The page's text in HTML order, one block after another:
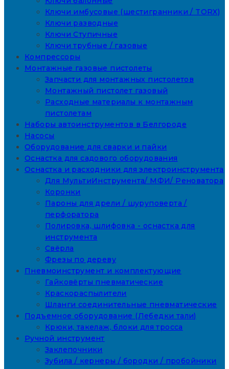
Ключи имбусовые (шестигранники / TORX)
Ключи разводные
Ключи Ступичные
Ключи трубные / газовые
Компрессоры
Монтажные газовые пистолеты
Запчасти для монтажных пистолетов
Монтажный пистолет газовый
Расходные материалы к монтажным
пистолетам
Наборы автоинструментов в Белгороде
Насосы
Оборудование для сварки и пайки
Оснастка для садового оборудования
Оснастка и расходники для электроинструмента
Для МультиИнструмента/ МФИ/ Реноватора
Коронки
Пароны для дрели / шуруповерта /
перфоратора
Полировка, шлифовка - оснастка для
инструмента
Свёрла
Фрезы по дереву
Пневмоинструмент и комплектующие
Гайковёрты пневматические
Краскораспылители
Шланги соединительные пневматические
Подъемное оборудование (Лебедки тали)
Крюки, такелаж, блоки для тросса
Ручной инструмент
Заклепочники
Зубила / кернеры / бородки / пробойники